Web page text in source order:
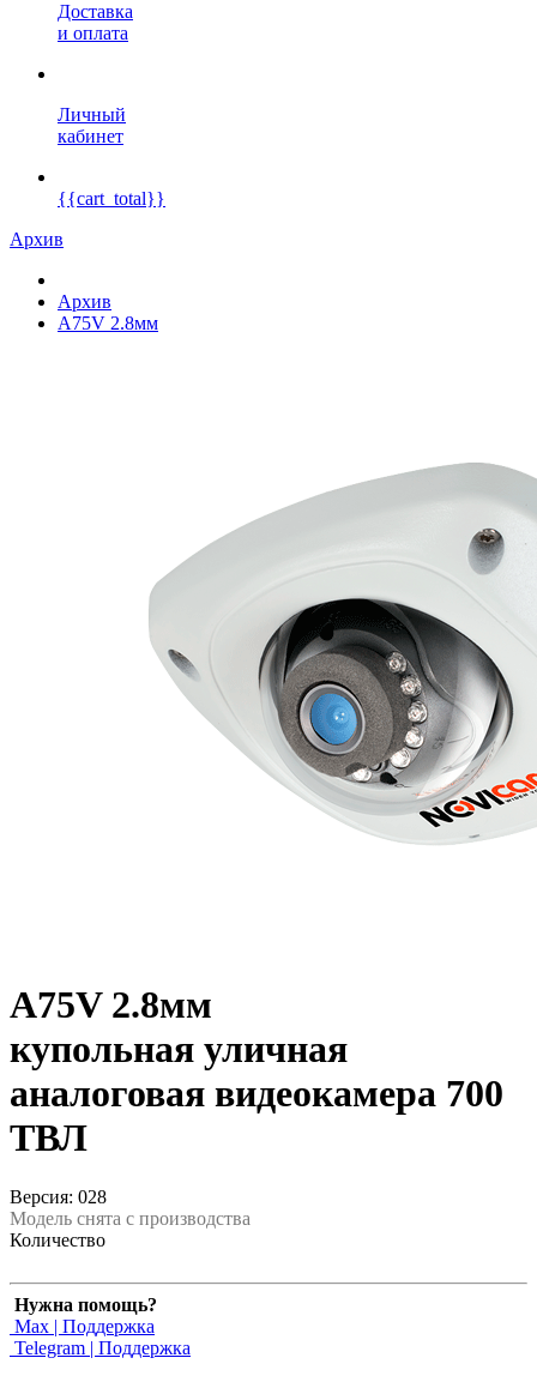
Доставка
и оплата
Личный
кабинет
{{cart_total}}
Архив
Архив
A75V 2.8мм
A75V 2.8мм
купольная уличная
аналоговая видеокамера 700
ТВЛ
Версия: 028
Модель снята с производства
Количество
Нужна помощь?
Max | Поддержка
Telegram | Поддержка